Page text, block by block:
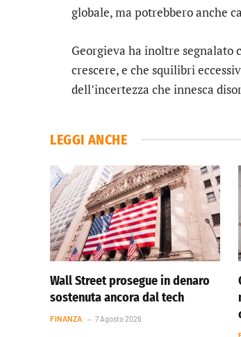
globale, ma potrebbero anche
Georgieva ha inoltre segnalato
crescere, e che squilibri
dell’incertezza che innesca
LEGGI ANCHE
Wall Street prosegue in denaro
sostenuta ancora dal tech
FINANZA 7 Agosto 2026